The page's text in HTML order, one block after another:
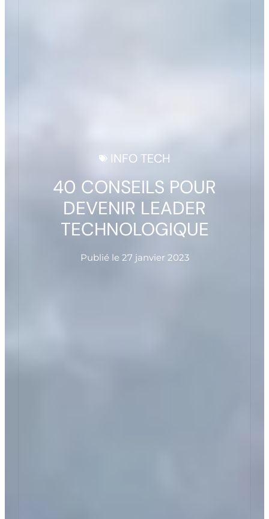
INFO TECH
40 CONSEILS POUR
DEVENIR LEADER
TECHNOLOGIQUE
Publié le 27 janvier 2023